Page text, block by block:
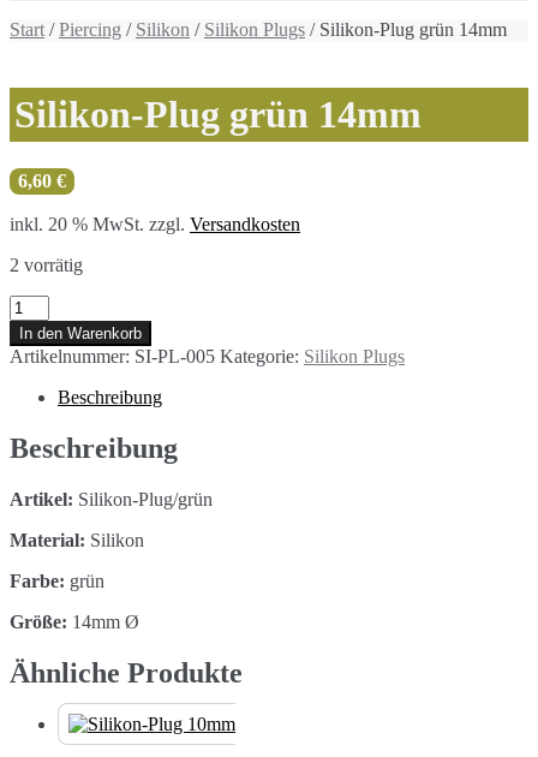
Start /Piercing / Silikon / Silikon Plugs / Silikon-Plug grün 14mm
Silikon-Plug grün 14mm
6,60 €
inkl. 20 % MwSt. zzgl. Versandkosten
2 vorrätig
Silikon-
Plug
grün
14mm
Menge
In den Warenkorb
Artikelnummer: SI-PL-005 Kategorie: Silikon Plugs
Beschreibung
Beschreibung
Artikel: Silikon-Plug/grün
Material: Silikon
Farbe: grün
Größe: 14mm Ø
Ähnliche Produkte